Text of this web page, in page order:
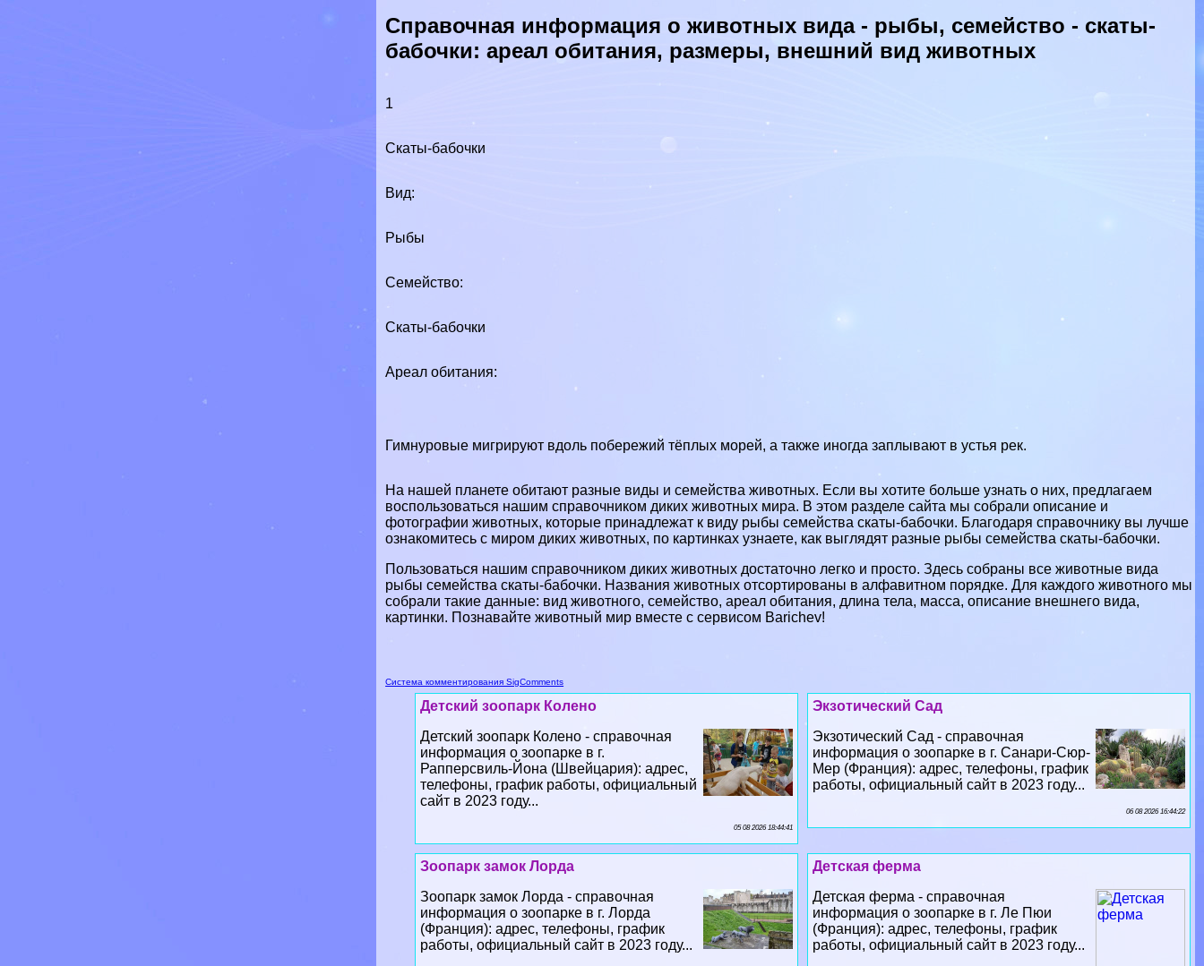
Справочная информация о животных вида - рыбы, семейство - скаты-
бабочки: ареал обитания, размеры, внешний вид животных
1
Скаты-бабочки
Вид:
Рыбы
Семейство:
Скаты-бабочки
Ареал обитания:
Гимнуровые мигрируют вдоль побережий тёплых морей, а также иногда заплывают в устья рек.
На нашей планете обитают разные виды и семейства животных. Если вы хотите больше узнать о них, предлагаем
воспользоваться нашим справочником диких животных мира. В этом разделе сайта мы собрали описание и
фотографии животных, которые принадлежат к виду рыбы семейства скаты-бабочки. Благодаря справочнику вы лучше
ознакомитесь с миром диких животных, по картинках узнаете, как выглядят разные рыбы семейства скаты-бабочки.
Пользоваться нашим справочником диких животных достаточно легко и просто. Здесь собраны все животные вида
рыбы семейства скаты-бабочки. Названия животных отсортированы в алфавитном порядке. Для каждого животного мы
собрали такие данные: вид животного, семейство, ареал обитания, длина тела, масса, описание внешнего вида,
картинки. Познавайте животный мир вместе с сервисом Barichev!
Система комментирования SigComments
Экзотический Сад
Экзотический Сад - справочная
информация о зоопарке в г. Санари-Сюр-
Мер (Франция): адрес, телефоны, график
работы, официальный сайт в 2023 году...
06 08 2026 16:44:22
Детский зоопарк Колено
Детский зоопарк Колено - справочная
информация о зоопарке в г.
Рапперсвиль-Йона (Швейцария): адрес,
телефоны, график работы, официальный
сайт в 2023 году...
05 08 2026 18:44:41
Детская ферма
Детская ферма - справочная
информация о зоопарке в г. Ле Пюи
(Франция): адрес, телефоны, график
работы, официальный сайт в 2023 году...
Зоопарк замок Лорда
Зоопарк замок Лорда - справочная
информация о зоопарке в г. Лорда
(Франция): адрес, телефоны, график
работы, официальный сайт в 2023 году...